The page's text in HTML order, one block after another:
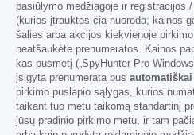
pasiūlymo medžiagoje ir registracijos
(kurios įtrauktos čia nuoroda; kainos
šalies arba akcijos kiekvienoje
neatšaukėte prenumeratos. Kainos
kas pusmetį („SpyHunter Pro
įsigyta prenumerata bus
pirkimo puslapio sąlygas, kurios
taikant tuo metu taikomą standartinį
jūsų pradinio pirkimo metu, ir tam